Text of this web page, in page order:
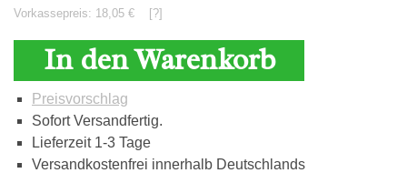
Vorkassepreis: 18,05 € [?]
In den Warenkorb
Preisvorschlag
Sofort Versandfertig.
Lieferzeit 1-3 Tage
Versandkostenfrei innerhalb Deutschlands